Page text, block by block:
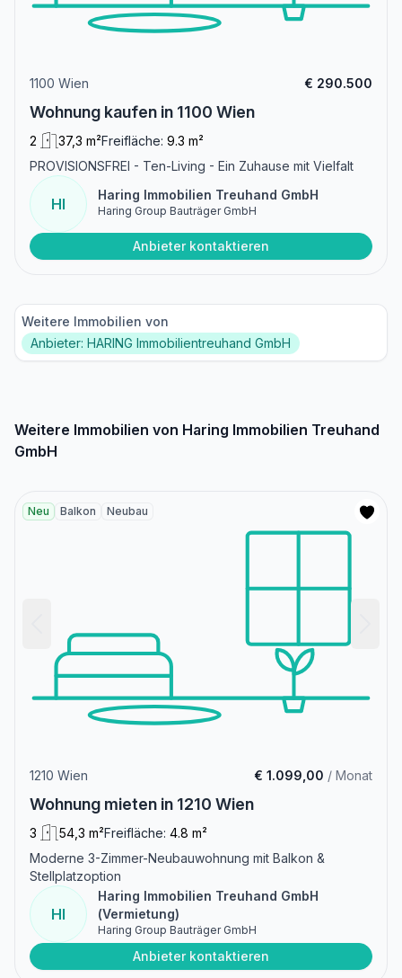
1100 Wien € 290.500
Wohnung kaufen in 1100 Wien
2 37,3 m²Freifläche: 9.3 m²
PROVISIONSFREI - Ten-Living - Ein Zuhause mit Vielfalt
HI
Haring Immobilien Treuhand GmbH
Haring Group Bauträger GmbH
Anbieter kontaktieren
Weitere Immobilien von
Anbieter: HARING Immobilientreuhand GmbH
Weitere Immobilien von Haring Immobilien Treuhand
GmbH
Neu Balkon Neubau
1210 Wien € 1.099,00 / Monat
Wohnung mieten in 1210 Wien
3 54,3 m²Freifläche: 4.8 m²
Moderne 3-Zimmer-Neubauwohnung mit Balkon &
Stellplatzoption
HI
Haring Immobilien Treuhand GmbH
(Vermietung)
Haring Group Bauträger GmbH
Anbieter kontaktieren